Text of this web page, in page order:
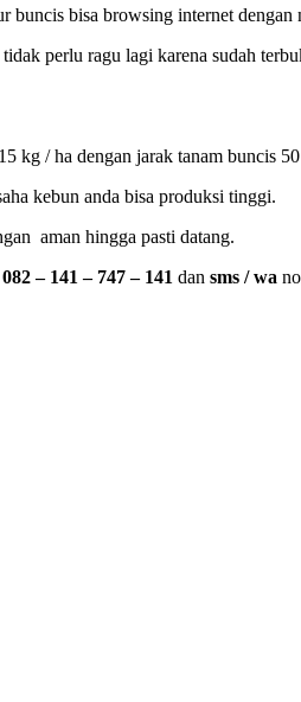
buncis bisa browsing internet dengan
tidak perlu ragu lagi karena sudah
kg / ha dengan jarak tanam buncis
kebun anda bisa produksi tinggi.
aman hingga pasti datang.
082 – 141 – 747 – 141 dan sms / wa